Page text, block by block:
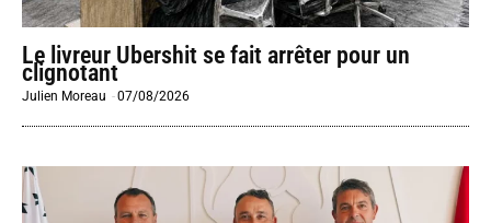
Le livreur Ubershit se fait arrêter pour un
clignotant
Julien Moreau -07/08/2026